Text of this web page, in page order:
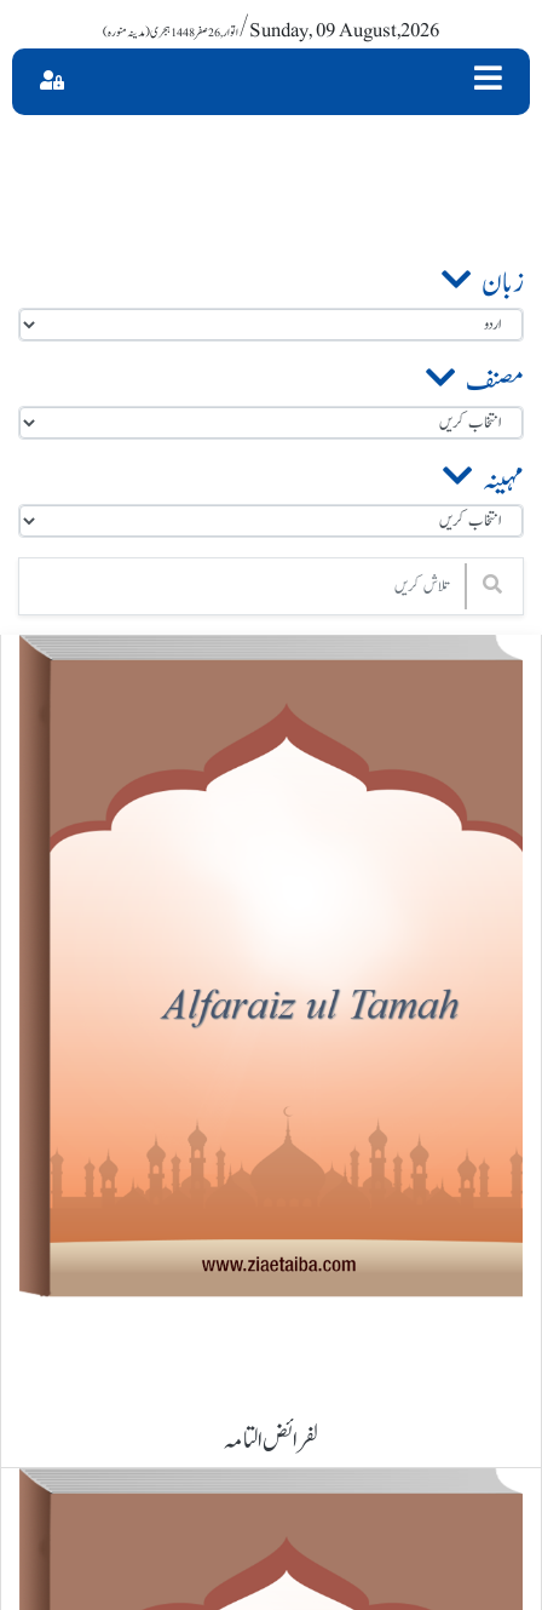
اتوار , 26 صفر 1448 ہجری (مدینہ منورہ)/ Sunday, 09 August,2026
زبان
مصنف
مہینہ
لفرائض التامہ